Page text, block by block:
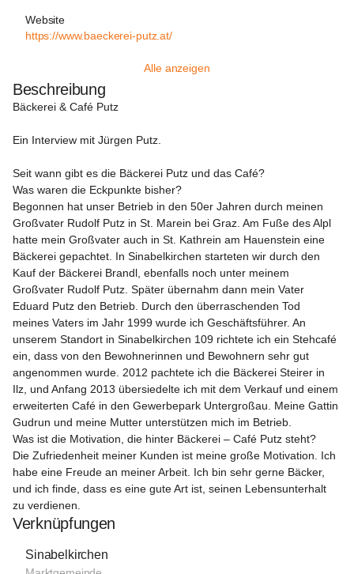
Website
https://www.baeckerei-putz.at/
Alle anzeigen
Beschreibung
Bäckerei & Café Putz
Ein Interview mit Jürgen Putz.
Seit wann gibt es die Bäckerei Putz und das Café?
Was waren die Eckpunkte bisher?
Begonnen hat unser Betrieb in den 50er Jahren durch meinen
Großvater Rudolf Putz in St. Marein bei Graz. Am Fuße des Alpl
hatte mein Großvater auch in St. Kathrein am Hauenstein eine
Bäckerei gepachtet. In Sinabelkirchen starteten wir durch den
Kauf der Bäckerei Brandl, ebenfalls noch unter meinem
Großvater Rudolf Putz. Später übernahm dann mein Vater
Eduard Putz den Betrieb. Durch den überraschenden Tod
meines Vaters im Jahr 1999 wurde ich Geschäftsführer. An
unserem Standort in Sinabelkirchen 109 richtete ich ein Stehcafé
ein, dass von den Bewohnerinnen und Bewohnern sehr gut
angenommen wurde. 2012 pachtete ich die Bäckerei Steirer in
Ilz, und Anfang 2013 übersiedelte ich mit dem Verkauf und einem
erweiterten Café in den Gewerbepark Untergroßau. Meine Gattin
Gudrun und meine Mutter unterstützen mich im Betrieb.
Was ist die Motivation, die hinter Bäckerei – Café Putz steht?
Die Zufriedenheit meiner Kunden ist meine große Motivation. Ich
habe eine Freude an meiner Arbeit. Ich bin sehr gerne Bäcker,
und ich finde, dass es eine gute Art ist, seinen Lebensunterhalt
zu verdienen.
Verknüpfungen
Sinabelkirchen